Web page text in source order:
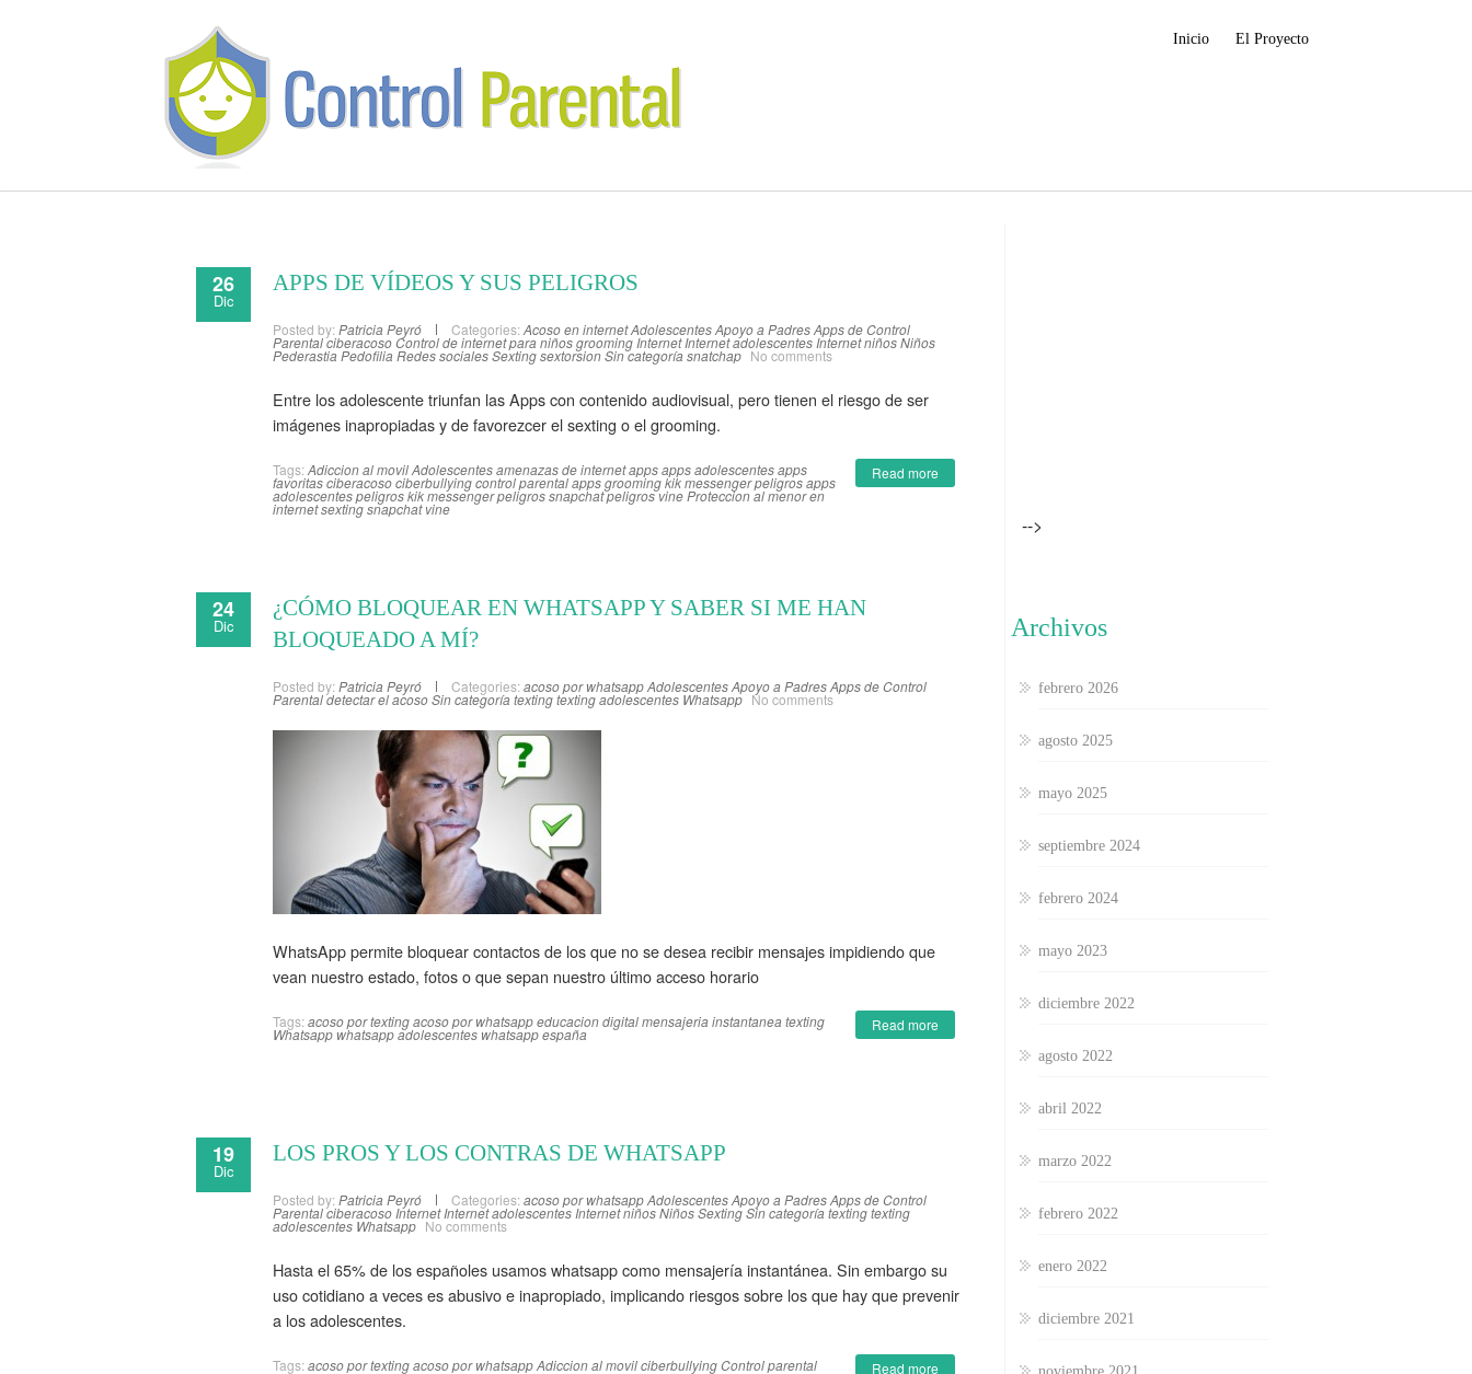
Inicio El Proyecto
26
Dic
APPS DE VÍDEOS Y SUS PELIGROS
Posted by: Patricia Peyró Categories: Acoso en internetAdolescentesApoyo a PadresApps de Control
ParentalciberacosoControl de internet para niñosgrooming Internet Internet adolescentes Internet niñosNiños
Pederastia Pedofilia Redes socialesSextingsextorsionSin categoría snatchap No comments
Entre los adolescente triunfan las Apps con contenido audiovisual, pero tienen el riesgo de ser
imágenes inapropiadas y de favorezcer el sexting o el grooming.
Read more
Tags: Adiccion al movilAdolescentesamenazas de internetappsapps adolescentesapps
favoritasciberacosociberbullyingcontrol parental appsgroomingkik messengerpeligros apps
adolescentespeligros kik messengerpeligros snapchatpeligros vineProteccion al menor en
internetsextingsnapchat vine
24
Dic
¿CÓMO BLOQUEAR EN WHATSAPP Y SABER SI ME HAN
BLOQUEADO A MÍ?
Posted by: Patricia Peyró Categories: acoso por whatsappAdolescentesApoyo a PadresApps de Control
Parentaldetectar el acosoSin categoría textingtexting adolescentes Whatsapp No comments
WhatsApp permite bloquear contactos de los que no se desea recibir mensajes impidiendo que
vean nuestro estado, fotos o que sepan nuestro último acceso horario
Read more
Tags: acoso por textingacoso por whatsappeducacion digitalmensajeria instantanea texting
Whatsapp whatsapp adolescentes whatsapp españa
19
Dic
LOS PROS Y LOS CONTRAS DE WHATSAPP
Posted by: Patricia Peyró Categories: acoso por whatsappAdolescentesApoyo a PadresApps de Control
Parentalciberacoso Internet Internet adolescentes Internet niñosNiñosSextingSin categoría textingtexting
adolescentes Whatsapp No comments
Hasta el 65% de los españoles usamos whatsapp como mensajería instantánea. Sin embargo su
uso cotidiano a veces es abusivo e inapropiado, implicando riesgos sobre los que hay que prevenir
a los adolescentes.
Read more
Tags: acoso por textingacoso por whatsappAdiccion al movilciberbullyingControl parental
-->
Archivos
febrero 2026
agosto 2025
mayo 2025
septiembre 2024
febrero 2024
mayo 2023
diciembre 2022
agosto 2022
abril 2022
marzo 2022
febrero 2022
enero 2022
diciembre 2021
noviembre 2021